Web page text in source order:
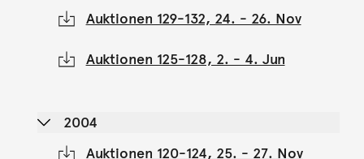
Auktionen 129-132, 24. - 26. Nov
Auktionen 125-128, 2. - 4. Jun
2004
Auktionen 120-124, 25. - 27. Nov